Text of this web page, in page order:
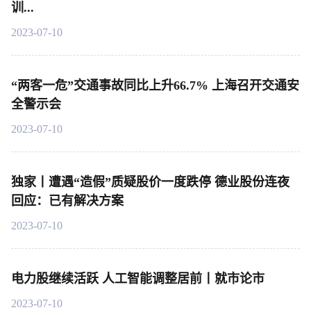
训...
2023-07-10
“两客一危”交通事故同比上升66.7% 上海召开交通安
全警示会
2023-07-10
独家丨遭遇“造假”质疑股价一度跌停 德业股份连夜
回应：已有解决方案
2023-07-10
电力股继续活跃 人工智能调整居前丨就市论市
2023-07-10